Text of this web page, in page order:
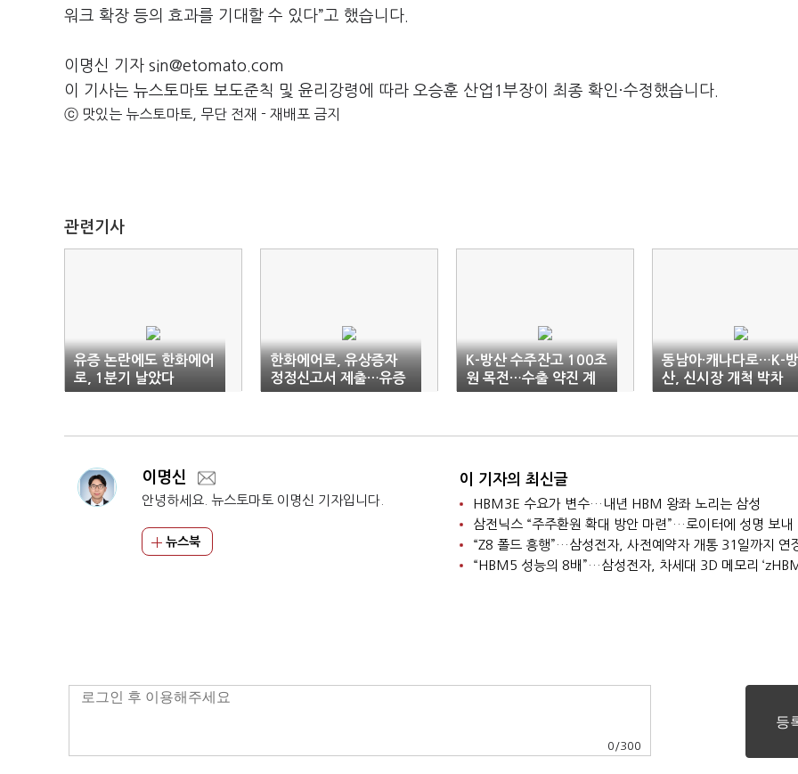
워크 확장 등의 효과를 기대할 수 있다”고 했습니다.
이명신 기자 sin@etomato.com
이 기사는 뉴스토마토 보도준칙 및 윤리강령에 따라 오승훈 산업1부장이 최종 확인·수정했습니다.
ⓒ 맛있는 뉴스토마토, 무단 전재 - 재배포 금지
관련기사
유증 논란에도 한화에어
로, 1분기 날았다
한화에어로, 유상증자
정정신고서 제출…유증
규모 유지
K-방산 수주잔고 100조
원 목전…수출 약진 계
속
동남아·캐나다로…K-방
산, 신시장 개척 박차
이명신
안녕하세요. 뉴스토마토 이명신 기자입니다.
뉴스북
이 기자의 최신글
HBM3E 수요가 변수…내년 HBM 왕좌 노리는 삼성
삼전닉스 “주주환원 확대 방안 마련”…로이터에 성명 보내
“Z8 폴드 흥행”…삼성전자, 사전예약자 개통 31일까지 연
“HBM5 성능의 8배”…삼성전자, 차세대 3D 메모리
0 /300